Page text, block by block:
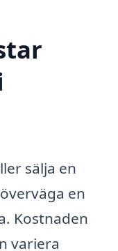
sälja en
en
Kostnaden
variera